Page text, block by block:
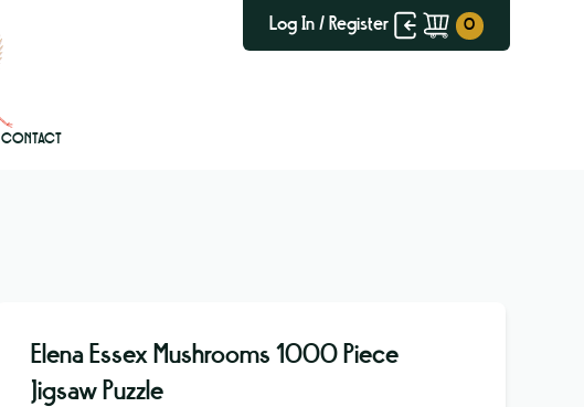
Log In / Register
CONTACT
Elena Essex Mushrooms 1000 Piece
Jigsaw Puzzle